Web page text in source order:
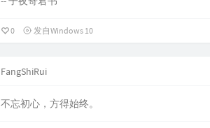
0 发自Windows 10
FangShiRui
不忘初心，方得始终。